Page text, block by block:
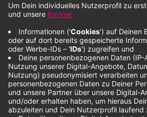
Anzeige
Habt ihr eine App?
Anzeige
Wir haben sowohl für Android-, als
App. Alle Infos dazu findet ihr hier: